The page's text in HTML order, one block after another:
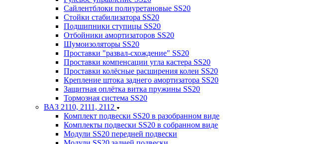
Сайлентблоки полиуретановые SS20
Стойки стабилизатора SS20
Подшипники ступицы SS20
Отбойники амортизаторов SS20
Шумоизоляторы SS20
Проставки "развал-схождение" SS20
Проставки компенсации угла кастера SS20
Проставки колёсные расширения колеи SS20
Крепление штока заднего амортизатора SS20
Защитная оплётка витка пружины SS20
Тормозная система SS20
ВАЗ 2110, 2111, 2112
Комплект подвески SS20 в разобранном виде
Комплекты подвески SS20 в собранном виде
Модули SS20 передней подвески